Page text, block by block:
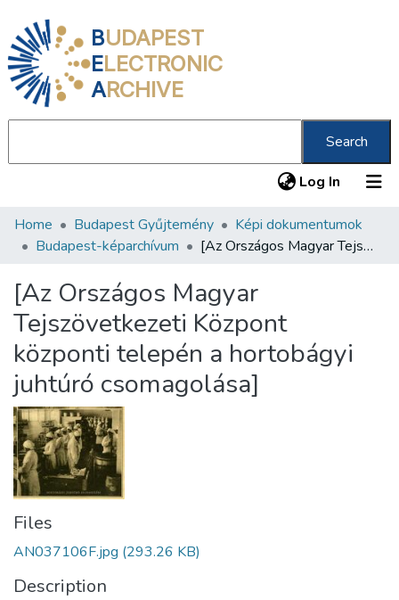
BUDAPEST
ELECTRONIC
ARCHIVE
Search
Log In (current)
Communities & Collections
Statistics
About us
Home Budapest Gyűjtemény
Képi dokumentumok
Budapest-képarchívum
[Az Országos Magyar Tejszövetkezeti Központ központi telepén a hortobágyi juhtúró csomagolása]
[Az Országos Magyar
Tejszövetkezeti Központ
központi telepén a hortobágyi
juhtúró csomagolása]
Files
AN037106F.jpg (293.26 KB)
Description